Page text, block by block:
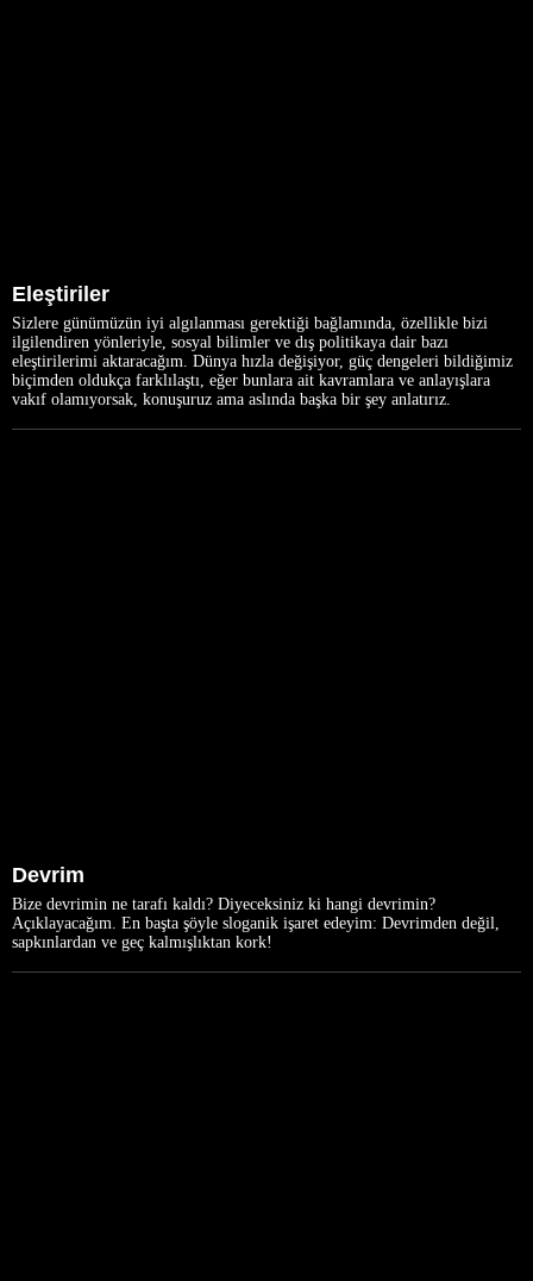
Eleştiriler
Sizlere günümüzün iyi algılanması gerektiği bağlamında, özellikle bizi
ilgilendiren yönleriyle, sosyal bilimler ve dış politikaya dair bazı
eleştirilerimi aktaracağım. Dünya hızla değişiyor, güç dengeleri bildiğimiz
biçimden oldukça farklılaştı, eğer bunlara ait kavramlara ve anlayışlara
vakıf olamıyorsak, konuşuruz ama aslında başka bir şey anlatırız.
Devrim
Bize devrimin ne tarafı kaldı? Diyeceksiniz ki hangi devrimin?
Açıklayacağım. En başta şöyle sloganik işaret edeyim: Devrimden değil,
sapkınlardan ve geç kalmışlıktan kork!